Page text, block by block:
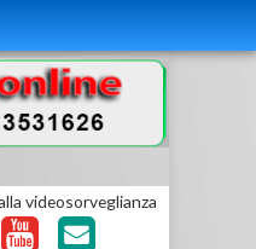
videosorveglianza